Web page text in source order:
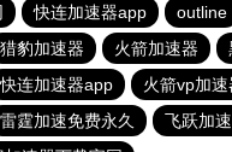
快连加速器app outline
猎豹加速器 火箭加速器
快连加速器app
火箭vp加速
雷霆加速免费永久
飞跃加